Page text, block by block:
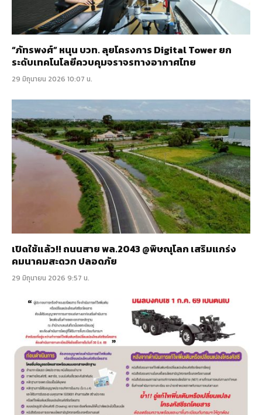
“ภัทรพงศ์” หนุน บวท. ลุยโครงการ Digital Tower ยก
ระดับเทคโนโลยีควบคุมจราจรทางอากาศไทย
29 มิถุนายน 2026 10:07 น.
เปิดใช้แล้ว!! ถนนสาย พล.2043 @พิษณุโลก เสริมแกร่ง
คมนาคมสะดวก ปลอดภัย
29 มิถุนายน 2026 9:57 น.